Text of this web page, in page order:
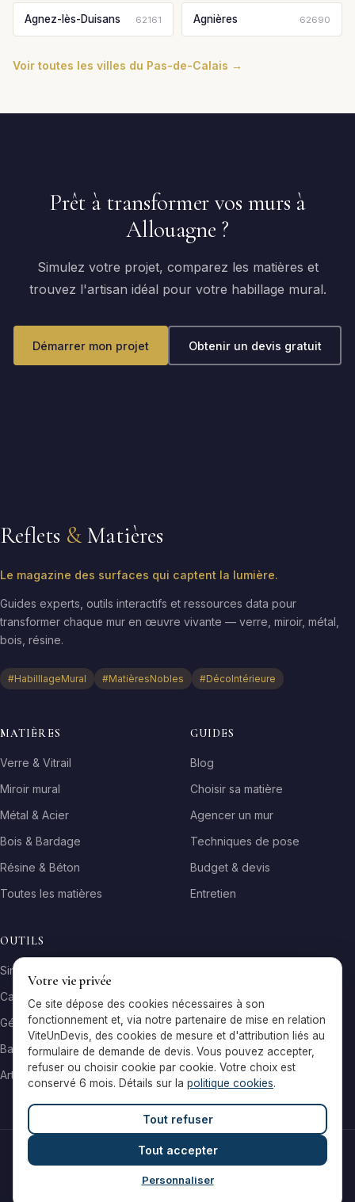
Agnez-lès-Duisans 62161 Agnières 62690
Voir toutes les villes du Pas-de-Calais →
Prêt à transformer vos murs à
Allouagne ?
Simulez votre projet, comparez les matières et
trouvez l'artisan idéal pour votre habillage mural.
Démarrer mon projet Obtenir un devis gratuit
Reflets & Matières
Le magazine des surfaces qui captent la lumière.
Guides experts, outils interactifs et ressources data pour
transformer chaque mur en œuvre vivante — verre, miroir, métal,
bois, résine.
#HabilllageMural #MatièresNobles #DécoIntérieure
MATIÈRES
Verre & Vitrail
Miroir mural
Métal & Acier
Bois & Bardage
Résine & Béton
Toutes les matières
GUIDES
Blog
Choisir sa matière
Agencer un mur
Techniques de pose
Budget & devis
Entretien
OUTILS
Simulateur matière
Calculateur surface
Générateur galerie
Baromètre de prix
Artisans par ville
© 2026 Reflets & Matières — Tous droits réservés
Mentions légales
Cookies
Votre vie privée
Ce site dépose des cookies nécessaires à son
fonctionnement et, via notre partenaire de mise en relation
ViteUnDevis, des cookies de mesure et d'attribution liés au
formulaire de demande de devis. Vous pouvez accepter,
refuser ou choisir cookie par cookie. Votre choix est
conservé 6 mois. Détails sur la politique cookies.
Tout refuser
Tout accepter
Personnaliser